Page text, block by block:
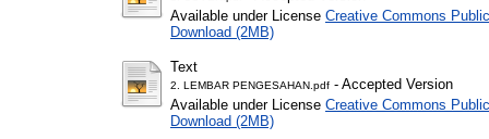
Available under License Creative Commons
Download (2MB)
Text
2. LEMBAR PENGESAHAN.pdf - Accepted Version
Available under License Creative Commons
Download (2MB)